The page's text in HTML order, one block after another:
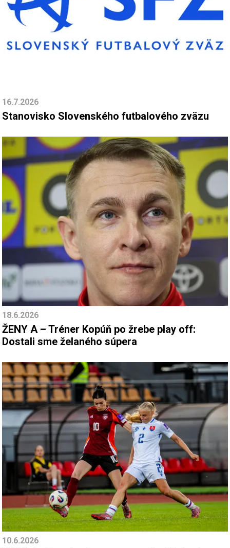
16.7.2026
Stanovisko Slovenského futbalového zväzu
18.6.2026
ŽENY A – Tréner Kopúň po žrebe play off:
Dostali sme želaného súpera
10.6.2026